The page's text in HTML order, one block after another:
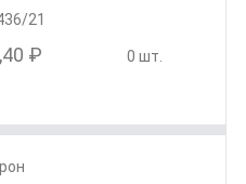
21
₽ 0 шт.